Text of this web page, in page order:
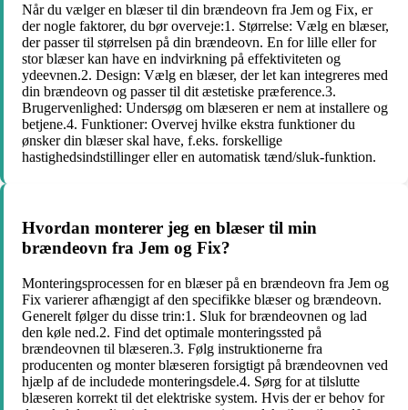
Når du vælger en blæser til din brændeovn fra Jem og Fix, er
der nogle faktorer, du bør overveje:1. Størrelse: Vælg en blæser,
der passer til størrelsen på din brændeovn. En for lille eller for
stor blæser kan have en indvirkning på effektiviteten og
ydeevnen.2. Design: Vælg en blæser, der let kan integreres med
din brændeovn og passer til dit æstetiske præference.3.
Brugervenlighed: Undersøg om blæseren er nem at installere og
betjene.4. Funktioner: Overvej hvilke ekstra funktioner du
ønsker din blæser skal have, f.eks. forskellige
hastighedsindstillinger eller en automatisk tænd/sluk-funktion.
Hvordan monterer jeg en blæser til min
brændeovn fra Jem og Fix?
Monteringsprocessen for en blæser på en brændeovn fra Jem og
Fix varierer afhængigt af den specifikke blæser og brændeovn.
Generelt følger du disse trin:1. Sluk for brændeovnen og lad
den køle ned.2. Find det optimale monteringssted på
brændeovnen til blæseren.3. Følg instruktionerne fra
producenten og monter blæseren forsigtigt på brændeovnen ved
hjælp af de includede monteringsdele.4. Sørg for at tilslutte
blæseren korrekt til det elektriske system. Hvis der er behov for